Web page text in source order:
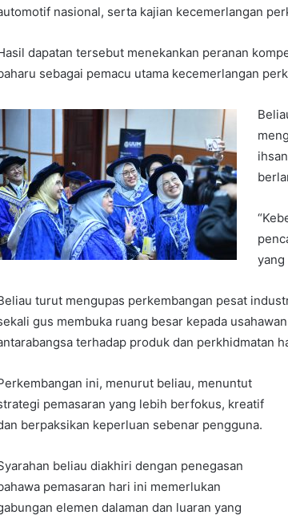
nasional, serta kajian kecemerlangan
dapatan tersebut menekankan peranan
sebagai pemacu utama kecemerlangan
yang
turut mengupas perkembangan pesat
gus membuka ruang besar kepada
terhadap produk dan perkhidmatan
ini, menurut beliau, menuntut
pemasaran yang lebih berfokus, kreatif
berpaksikan keperluan sebenar pengguna.
beliau diakhiri dengan penegasan
pemasaran hari ini memerlukan
elemen dalaman dan luaran yang